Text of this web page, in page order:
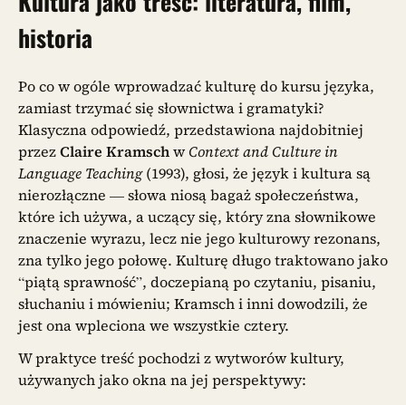
historia
Po co w ogóle wprowadzać kulturę do kursu języka,
zamiast trzymać się słownictwa i gramatyki?
Klasyczna odpowiedź, przedstawiona najdobitniej
przezClaire KramschwContext and Culture in
Language Teaching(1993), głosi, że język i kultura są
nierozłączne — słowa niosą bagaż społeczeństwa,
które ich używa, a uczący się, który zna słownikowe
znaczenie wyrazu, lecz nie jego kulturowy rezonans,
zna tylko jego połowę. Kulturę długo traktowano jako
“piątą sprawność”, doczepianą po czytaniu, pisaniu,
słuchaniu i mówieniu; Kramsch i inni dowodzili, że
jest ona wpleciona we wszystkie cztery.
W praktyce treść pochodzi z wytworów kultury,
używanych jako okna na jej perspektywy: